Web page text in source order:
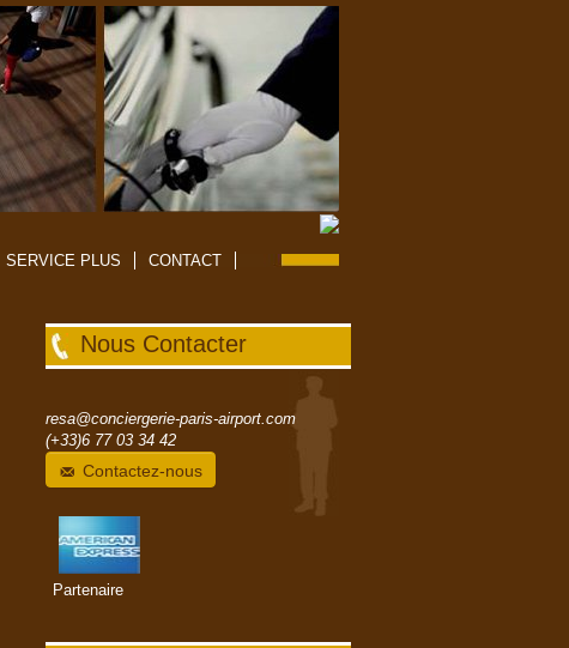
SERVICE PLUS CONTACT
Nous Contacter
resa@conciergerie-paris-airport.com
(+33)6 77 03 34 42
Contactez-nous
Partenaire